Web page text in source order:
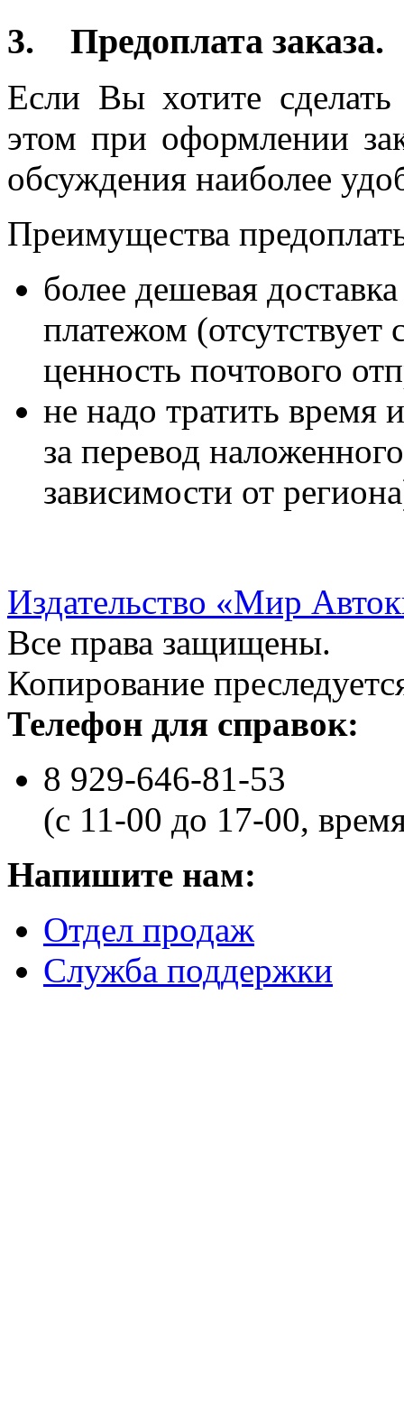
3. Предоплата заказа.
Если Вы хотите
этом при оформлении
обсуждения наиболее
Преимущества
более дешевая
платежом (отсутствует
ценность почтового
не надо тратить время
за перевод
зависимости от
Издательство «Мир
Все права защищены.
Копирование
Телефон для справок:
8 929-646-81-53
(с 11-00 до 17-00,
Напишите нам:
Отдел продаж
Служба поддержки